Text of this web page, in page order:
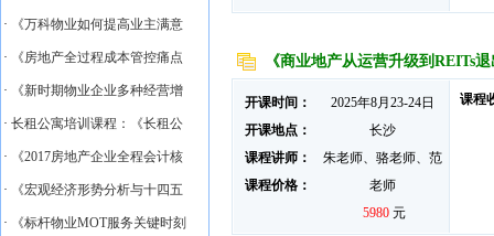
· 《万科物业如何提高业主满意
· 《房地产全过程成本管控痛点
· 《新时期物业企业多种经营增
· 长租公寓培训课程：《长租公
· 《2017房地产企业全程会计核
· 《宏观经济形势分析与十四五
· 《标杆物业MOT服务关键时刻
《商业地产从运营升级到REITs
开课时间：
2025年8月23-24日
开课地点：
长沙
课程讲师：
朱老师、骆老师、范
老师
课程价格：
5980 元
课程